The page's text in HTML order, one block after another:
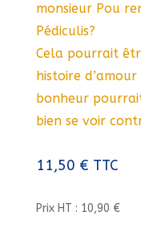
monsieur Pou
Pédiculis?
Cela pourrait
histoire
bonheur
bien se voir
11,50 € TTC
Prix HT : 10,90 €